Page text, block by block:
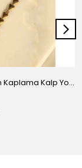
14 Ayar Altın Kaplama Kalp Yolu Bileklik